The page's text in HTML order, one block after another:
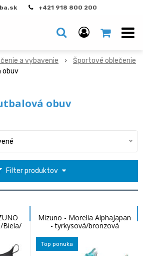
+421 918 800 200
a vybavenie
Športové oblečenie
obuv
obuv
Filter produktov
Biela/
Mizuno - Morelia AlphaJapan
- tyrkysová/bronzová
Top ponuka